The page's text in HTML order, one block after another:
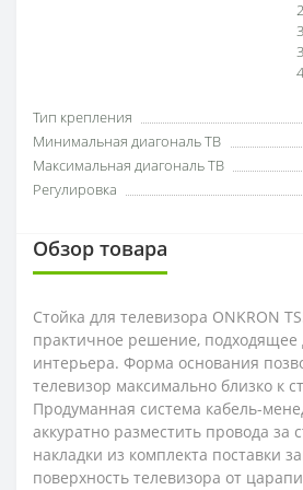
Тип крепления
Минимальная диагональ ТВ
Максимальная диагональ ТВ
Регулировка
Обзор товара
Стойка для телевизора ONKRON
практичное решение, подходящее
интерьера. Форма основания
телевизор максимально близко к
Продуманная система кабель-
аккуратно разместить провода за
накладки из комплекта поставки
поверхность телевизора от